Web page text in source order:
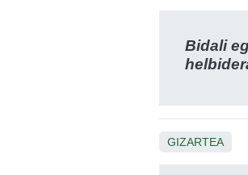
Bidali
GIZARTEA